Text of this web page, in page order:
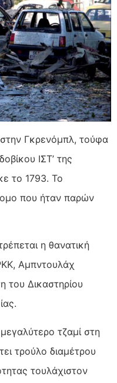
Γκρενόμπλ, τούφα
ΙΣΤ’ της
το 1793. Το
που ήταν παρών
η θανατική
Αμπντουλάχ
Δικαστηρίου
τζαμί στη
τρούλο διαμέτρου
τουλάχιστον